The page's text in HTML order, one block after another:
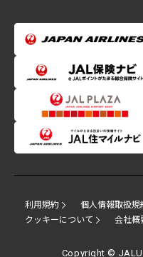
利用規約 個人情報取扱規
クッキーについて
会社概
Copyright ©